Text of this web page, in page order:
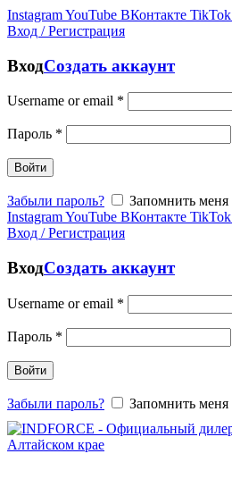
InstagramYouTube ВКонтакте TikTok
Вход / Регистрация
ВходСоздать аккаунт
Username or email *
Пароль *
Войти
Забыли пароль?
Запомнить меня
InstagramYouTube ВКонтакте TikTok
Вход / Регистрация
ВходСоздать аккаунт
Username or email *
Пароль *
Войти
Забыли пароль? Запомнить меня